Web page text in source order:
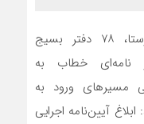
به گزارش پایگاه خبری تحلیلی رستا، ۷۸ دفتر بسیج
نامه‌ای خطاب به
مسیرهای ورود به
آیین‌نامه اجرایی